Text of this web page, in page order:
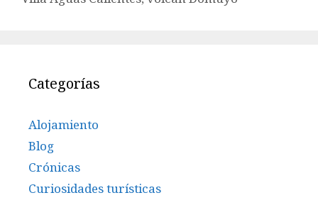
Categorías
Alojamiento
Blog
Crónicas
Curiosidades turísticas